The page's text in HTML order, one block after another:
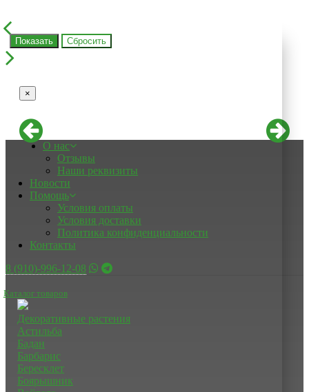
×
О нас
Отзывы
Наши реквизиты
Новости
Помощь
Условия оплаты
Условия доставки
Политика конфиденциальности
Контакты
8 (910)-996-12-08
Каталог товаров
Декоративные растения
Астильба
Бадан
Барбарис
Бересклет
Боярышник
Показать